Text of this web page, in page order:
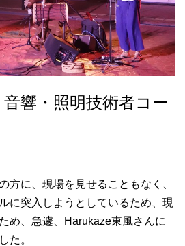
音響・照明技術者コー
方に、現場を見せることもなく、
に突入しようとしているため、現
め、急遽、Harukaze東風さんに
た。